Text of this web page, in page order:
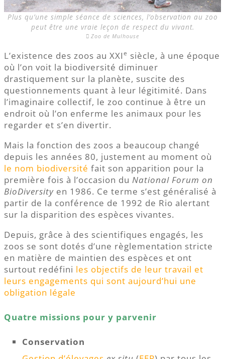
Plus qu’une simple séance de sciences, l’observation au zoo
peut être une vraie leçon de respect du vivant.
Zoo de Mulhouse
L’existence des zoos au XXIe siècle, à une époque
où l’on voit la biodiversité diminuer
drastiquement sur la planète, suscite des
questionnements quant à leur légitimité. Dans
l’imaginaire collectif, le zoo continue à être un
endroit où l’on enferme les animaux pour les
regarder et s’en divertir.
Mais la fonction des zoos a beaucoup changé
depuis les années 80, justement au moment où
le nom biodiversité fait son apparition pour la
première fois à l’occasion du National Forum on
BioDiversity en 1986. Ce terme s’est généralisé à
partir de la conférence de 1992 de Rio alertant
sur la disparition des espèces vivantes.
Depuis, grâce à des scientifiques engagés, les
zoos se sont dotés d’une règlementation stricte
en matière de maintien des espèces et ont
surtout redéfini les objectifs de leur travail et
leurs engagements qui sont aujourd’hui une
obligation légale
Quatre missions pour y parvenir
Conservation